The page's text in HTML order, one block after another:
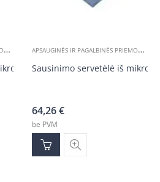
A
PSAUGINĖS IR PAGALBINĖS PRIEMONĖS
easyclean365+ 10Vnt
A
PSAUGINĖS IR PAGALBINĖS PRIEMONĖS
Sausinimo servetėlė iš
64,26€
be PVM